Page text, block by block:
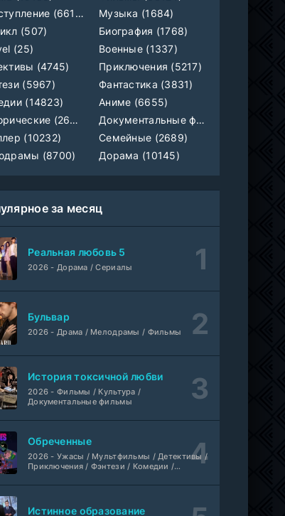
Фильм
Ольмо
Фильм
WEB-Rip
@MUZOBOZ@
Наши счастливые дни
1 сезон
серия
Авто-Перевод
Последний повар
1-28
серия
Субтитры
Шугар
1-2 сезон
Свидания с Элис Перес
Йоне, иногда
Фильм
Фильм
серия
Везунчик
Фильм
WEB-
Неофициальный, Dragon Money Studio
Преступление (6612)
Музыка (1684)
(507)
Биография (1768)
(25)
Военные (1337)
(4745)
Приключения (5217)
(5967)
Фантастика (3831)
(14823)
Аниме (6655)
Исторические (2658)
Документальные фильмы (1923)
(10232)
Семейные (2689)
(8700)
Дорама (10145)
за месяц
Реальная любовь 5
2026 - Дорама / Сериалы
Бульвар
2026 - Драма / Мелодрамы / Фильмы
История токсичной любви
2026 - Фильмы / Культура /
Документальные фильмы
Обреченные
2026 - Ужасы / Мультфильмы / Детективы /
Приключения / Фэнтези / Комедии /
Истинное образование